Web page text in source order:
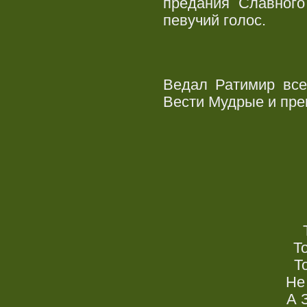
певучий голос.
Ведал Ратимир
Вести Мудрые и
Не
А